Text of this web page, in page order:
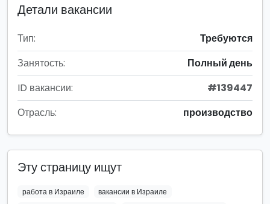
Детали вакансии
Тип:
Требуются
Занятость:
Полный день
ID вакансии:
#139447
Отрасль:
производство
Эту страницу ищут
работа в Израиле
вакансии в Израиле